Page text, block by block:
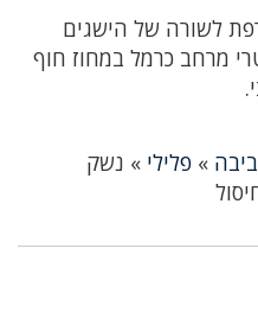
לשורה של הישגים
מרחב כרמל במחוז חוף
» פלילי » נשק